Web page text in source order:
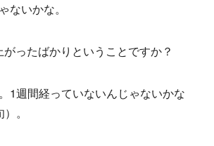
ないかな。
ったばかりということですか？
1週間経っていないんじゃないかな
。